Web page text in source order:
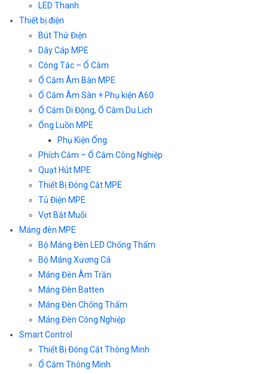
LED Thanh
Thiết bị điện
Bút Thử Điện
Dây Cáp MPE
Công Tắc – Ổ Cắm
Ổ Cắm Âm Bàn MPE
Ổ Cắm Âm Sàn + Phụ kiện A60
Ổ Cắm Di Động, Ổ Cắm Du Lịch
Ống Luồn MPE
Phụ Kiện Ống
Phích Cắm – Ổ Cắm Công Nghiệp
Quạt Hút MPE
Thiết Bị Đóng Cắt MPE
Tủ Điện MPE
Vợt Bắt Muỗi
Máng đèn MPE
Bộ Máng Đèn LED Chống Thấm
Bộ Máng Xương Cá
Máng Đèn Âm Trần
Máng Đèn Batten
Máng Đèn Chống Thấm
Máng Đèn Công Nghiệp
Smart Control
Thiết Bị Đóng Cắt Thông Minh
Ổ Cắm Thông Minh